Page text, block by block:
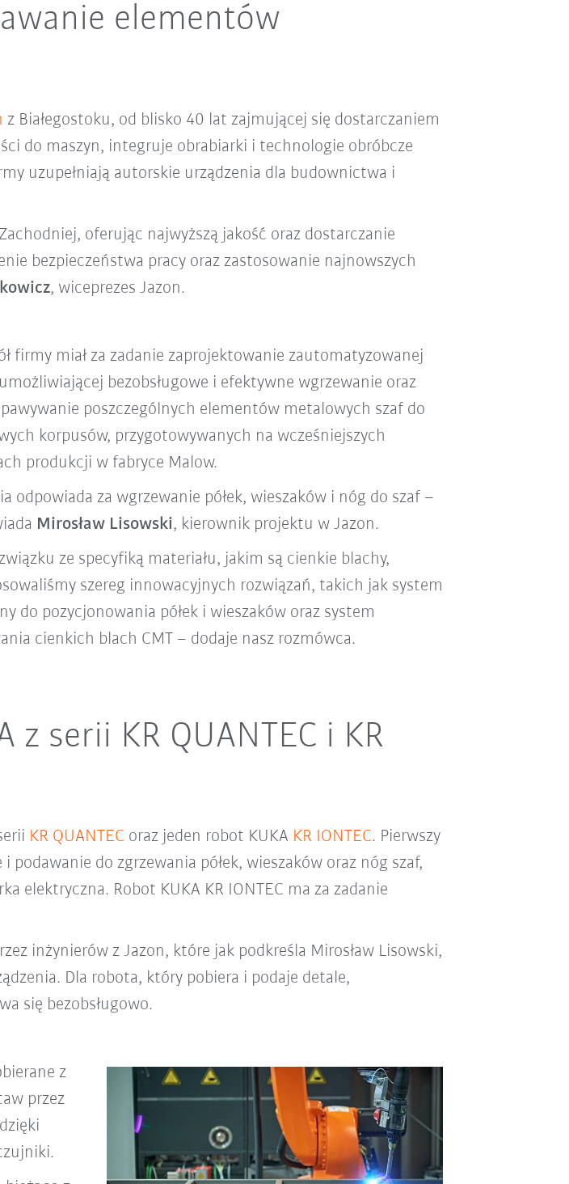
elementów
z Białegostoku, od blisko 40 lat zajmującej się dostarczaniem
do maszyn, integruje obrabiarki i technologie obróbcze
uzupełniają autorskie urządzenia dla budownictwa i
oferując najwyższą jakość oraz dostarczanie
bezpieczeństwa pracy oraz zastosowanie najnowszych
, wiceprezes Jazon.
firmy miał za zadanie zaprojektowanie zautomatyzowanej
bezobsługowe i efektywne wgrzewanie oraz
poszczególnych elementów metalowych szaf do
korpusów, przygotowywanych na wcześniejszych
produkcji w fabryce Malow.
odpowiada za wgrzewanie półek, wieszaków i nóg do szaf –
Mirosław Lisowski, kierownik projektu w Jazon.
ze specyfiką materiału, jakim są cienkie blachy,
szereg innowacyjnych rozwiązań, takich jak system
do pozycjonowania półek i wieszaków oraz system
cienkich blach CMT – dodaje nasz rozmówca.
serii KR QUANTEC i KR
KR QUANTEC oraz jeden robot KUKA KR IONTEC. Pierwszy
podawanie do zgrzewania półek, wieszaków oraz nóg szaf,
elektryczna. Robot KUKA KR IONTEC ma za zadanie
inżynierów z Jazon, które jak podkreśla Mirosław Lisowski,
Dla robota, który pobiera i podaje detale,
się bezobsługowo.
z
przez